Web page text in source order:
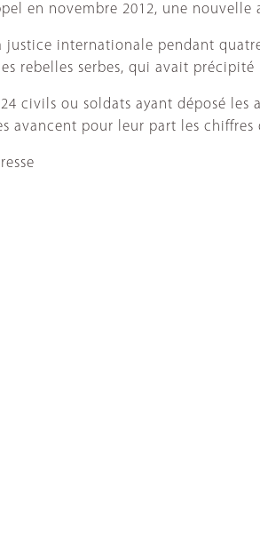
en novembre 2012, une
internationale pendant
rebelles serbes, qui avait
civils ou soldats ayant déposé
avancent pour leur part les chiffres